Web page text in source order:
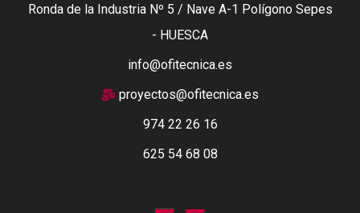
Ronda de la Industria Nº 5 / Nave A-1 Polígono Sepes
- HUESCA
info@ofitecnica.es
proyectos@ofitecnica.es
974 22 26 16
625 54 68 08